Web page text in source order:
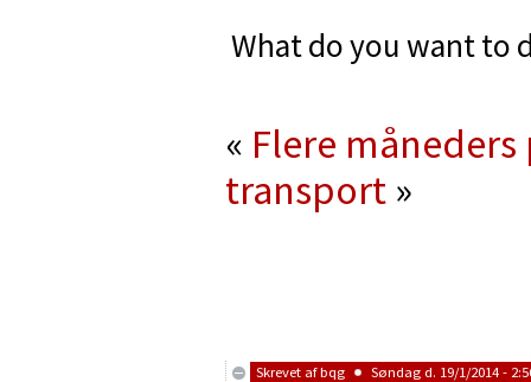
What do you want to
« Flere
transport »
Skrevet afbqg Søndag d. 19/1/2014 -